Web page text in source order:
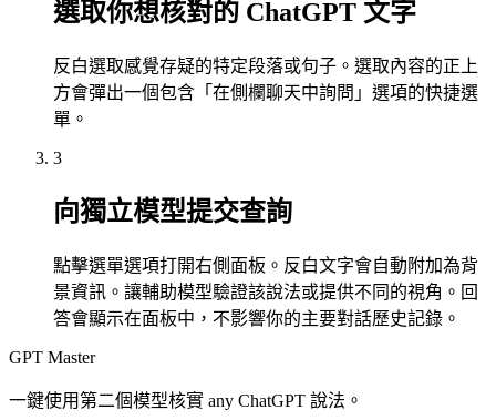
選取你想核對的 ChatGPT 文字
反白選取感覺存疑的特定段落或句子。選取內容的正上
方會彈出一個包含「在側欄聊天中詢問」選項的快捷選
單。
3
向獨立模型提交查詢
點擊選單選項打開右側面板。反白文字會自動附加為背
景資訊。讓輔助模型驗證該說法或提供不同的視角。回
答會顯示在面板中，不影響你的主要對話歷史記錄。
GPT Master
一鍵使用第二個模型核實 any ChatGPT 說法。